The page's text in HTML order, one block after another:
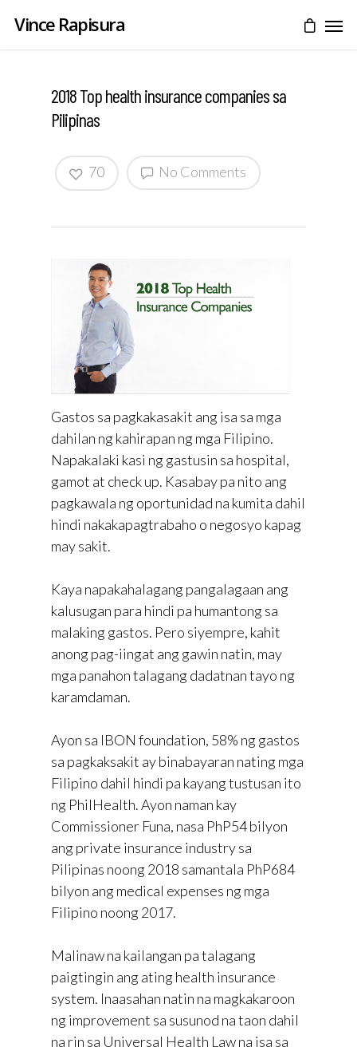
Vince Rapisura
2018 Top health insurance companies sa
Pilipinas
No Comments
70
Gastos sa pagkakasakit ang isa sa mga
dahilan ng kahirapan ng mga Filipino.
Napakalaki kasi ng gastusin sa hospital,
gamot at check up. Kasabay pa nito ang
pagkawala ng oportunidad na kumita dahil
hindi nakakapagtrabaho o negosyo kapag
may sakit.
Kaya napakahalagang pangalagaan ang
kalusugan para hindi pa humantong sa
malaking gastos. Pero siyempre, kahit
anong pag-iingat ang gawin natin, may
mga panahon talagang dadatnan tayo ng
karamdaman.
Ayon sa IBON foundation, 58% ng gastos
sa pagkaksakit ay binabayaran nating mga
Filipino dahil hindi pa kayang tustusan ito
ng PhilHealth. Ayon naman kay
Commissioner Funa, nasa PhP54 bilyon
ang private insurance industry sa
Pilipinas noong 2018 samantala PhP684
bilyon ang medical expenses ng mga
Filipino noong 2017.
Malinaw na kailangan pa talagang
paigtingin ang ating health insurance
system. Inaasahan natin na magkakaroon
ng improvement sa susunod na taon dahil
na rin sa Universal Health Law na isa sa